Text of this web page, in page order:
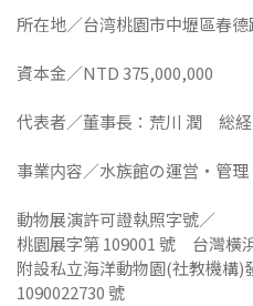
所在地／台湾桃園市中壢區春德
資本金／NTD 375,000,000
代表者／董事長：荒川 潤 総
事業内容／水族館の運営・管理
動物展演許可證執照字號／
桃園展字第 109001 號 台灣橫
附設私立海洋動物園(社教機構)
1090022730 號